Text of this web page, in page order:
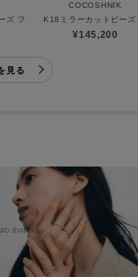
ズ フープピアス（大）
COCOSHNIK
K18ミラーカットビー
¥145,200
見る